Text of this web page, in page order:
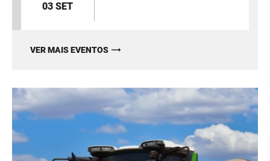
03 SET
VER MAIS EVENTOS